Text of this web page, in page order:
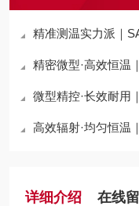
精准测温实力派｜
精密微型·高效恒温｜
微型精控·长效耐用｜
高效辐射·均匀恒温｜
详细介绍 在线